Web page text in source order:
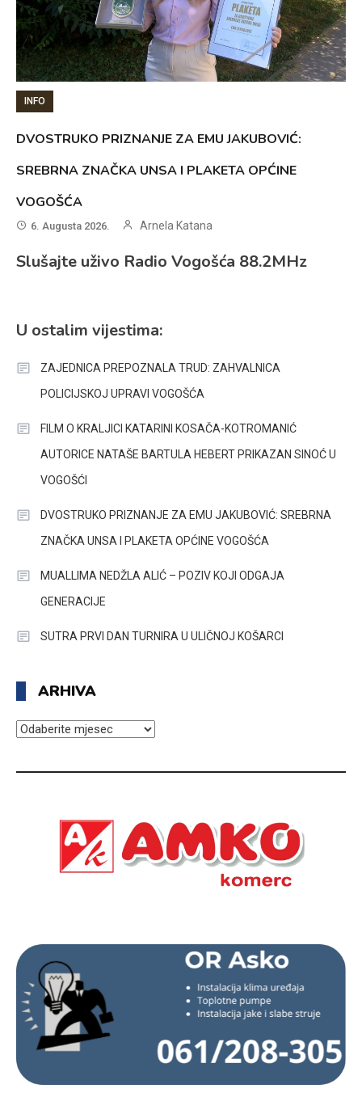
INFO
DVOSTRUKO PRIZNANJE ZA EMU JAKUBOVIĆ:
SREBRNA ZNAČKA UNSA I PLAKETA OPĆINE
VOGOŠĆA
6. Augusta 2026. Arnela Katana
Slušajte uživo Radio Vogošća 88.2MHz
U ostalim vijestima:
ZAJEDNICA PREPOZNALA TRUD: ZAHVALNICA
POLICIJSKOJ UPRAVI VOGOŠĆA
FILM O KRALJICI KATARINI KOSAČA-KOTROMANIĆ
AUTORICE NATAŠE BARTULA HEBERT PRIKAZAN SINOĆ U
VOGOŠĆI
DVOSTRUKO PRIZNANJE ZA EMU JAKUBOVIĆ: SREBRNA
ZNAČKA UNSA I PLAKETA OPĆINE VOGOŠĆA
MUALLIMA NEDŽLA ALIĆ – POZIV KOJI ODGAJA
GENERACIJE
SUTRA PRVI DAN TURNIRA U ULIČNOJ KOŠARCI
ARHIVA
ARHIVA